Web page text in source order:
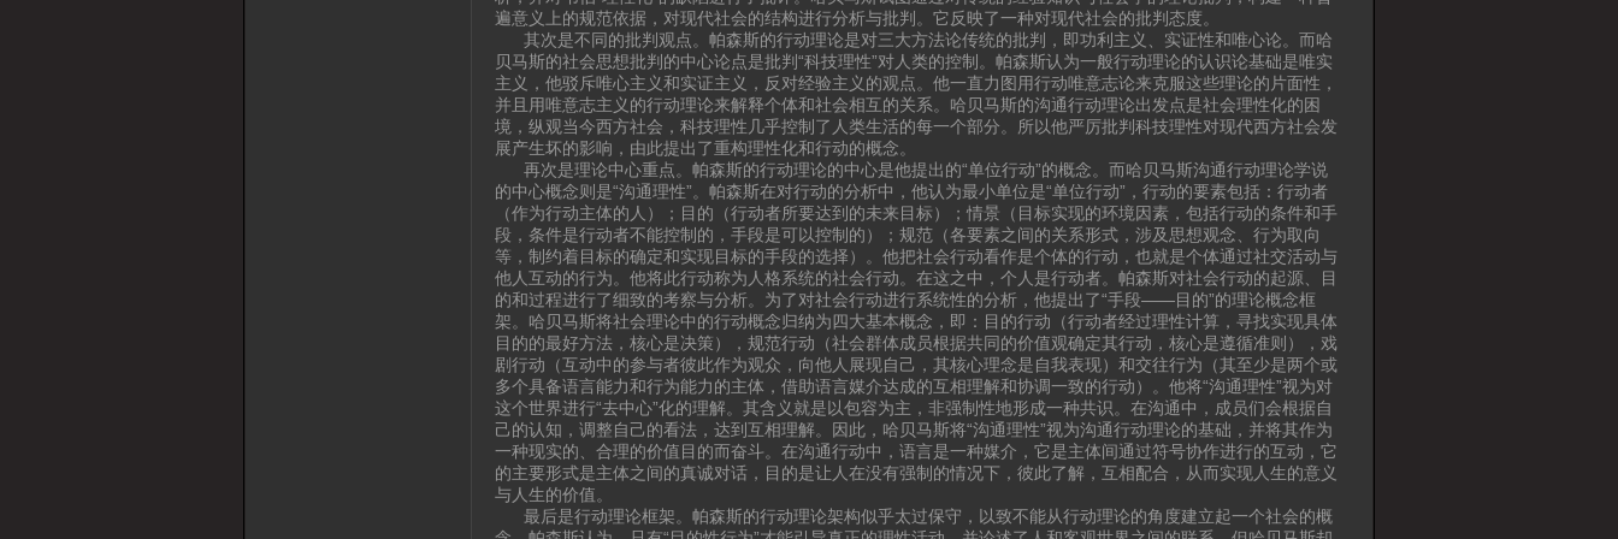
遍意义上的规范依据，对现代社会的结构进行分析与批判。它反映了一种对现代社会的批判态度。
其次是不同的批判观点。帕森斯的行动理论是对三大方法论传统的批判，即功利主义、实证性和唯心论。而哈
贝马斯的社会思想批判的中心论点是批判“科技理性”对人类的控制。帕森斯认为一般行动理论的认识论基础是唯实
主义，他驳斥唯心主义和实证主义，反对经验主义的观点。他一直力图用行动唯意志论来克服这些理论的片面性，
并且用唯意志主义的行动理论来解释个体和社会相互的关系。哈贝马斯的沟通行动理论出发点是社会理性化的困
境，纵观当今西方社会，科技理性几乎控制了人类生活的每一个部分。所以他严厉批判科技理性对现代西方社会发
展产生坏的影响，由此提出了重构理性化和行动的概念。
再次是理论中心重点。帕森斯的行动理论的中心是他提出的“单位行动”的概念。而哈贝马斯沟通行动理论学说
的中心概念则是“沟通理性”。帕森斯在对行动的分析中，他认为最小单位是“单位行动”，行动的要素包括：行动者
（作为行动主体的人）；目的（行动者所要达到的未来目标）；情景（目标实现的环境因素，包括行动的条件和手
段，条件是行动者不能控制的，手段是可以控制的）；规范（各要素之间的关系形式，涉及思想观念、行为取向
等，制约着目标的确定和实现目标的手段的选择）。他把社会行动看作是个体的行动，也就是个体通过社交活动与
他人互动的行为。他将此行动称为人格系统的社会行动。在这之中，个人是行动者。帕森斯对社会行动的起源、目
的和过程进行了细致的考察与分析。为了对社会行动进行系统性的分析，他提出了“手段——目的”的理论概念框
架。哈贝马斯将社会理论中的行动概念归纳为四大基本概念，即：目的行动（行动者经过理性计算，寻找实现具体
目的的最好方法，核心是决策），规范行动（社会群体成员根据共同的价值观确定其行动，核心是遵循准则），戏
剧行动（互动中的参与者彼此作为观众，向他人展现自己，其核心理念是自我表现）和交往行为（其至少是两个或
多个具备语言能力和行为能力的主体，借助语言媒介达成的互相理解和协调一致的行动）。他将“沟通理性”视为对
这个世界进行“去中心”化的理解。其含义就是以包容为主，非强制性地形成一种共识。在沟通中，成员们会根据自
己的认知，调整自己的看法，达到互相理解。因此，哈贝马斯将“沟通理性”视为沟通行动理论的基础，并将其作为
一种现实的、合理的价值目的而奋斗。在沟通行动中，语言是一种媒介，它是主体间通过符号协作进行的互动，它
的主要形式是主体之间的真诚对话，目的是让人在没有强制的情况下，彼此了解，互相配合，从而实现人生的意义
与人生的价值。
最后是行动理论框架。帕森斯的行动理论架构似乎太过保守，以致不能从行动理论的角度建立起一个社会的概